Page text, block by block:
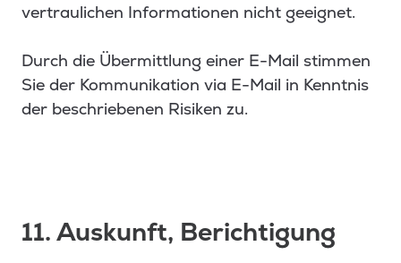
vertraulichen Informationen nicht geeignet.
Durch die Übermittlung einer E-Mail stimmen
Sie der Kommunikation via E-Mail in Kenntnis
der beschriebenen Risiken zu.
11. Auskunft, Berichtigung